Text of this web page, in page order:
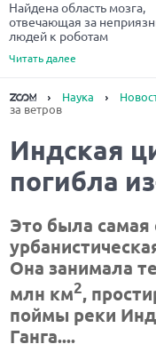
Найдена область мозга,
отвечающая за
людей к роботам
Читать далее
Наука
за ветров
Индская
погибла
Это была самая
Она занимала
млн км2,
поймы реки
Ганга....